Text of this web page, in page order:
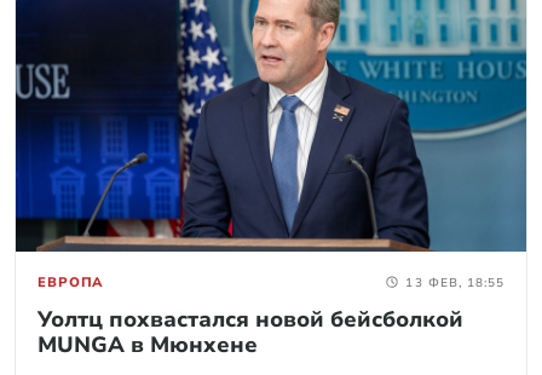
ЕВРОПА 13 ФЕВ, 18:55
Уолтц похвастался новой бейсболкой
MUNGA в Мюнхене